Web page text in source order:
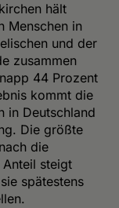
hält
Menschen in
und der
zusammen
44 Prozent
kommt die
in Deutschland
Die größte
die
steigt
spätestens